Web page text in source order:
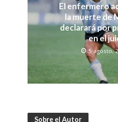
El enfermero
la muerte de
declarará por
en el
5 agosto,
Sobre el Autor